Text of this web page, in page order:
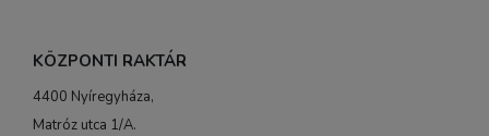
KÖZPONTI RAKTÁR
4400 Nyíregyháza,
Matróz utca 1/A.